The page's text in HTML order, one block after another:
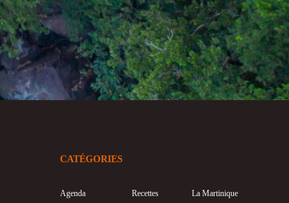
CATÉGORIES
Agenda Recettes La Martinique